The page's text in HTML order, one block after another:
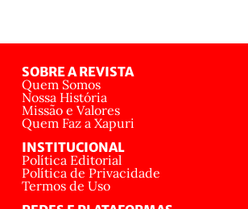
SOBRE A REVISTA
Quem Somos
Nossa História
Missão e Valores
Quem Faz a Xapuri
INSTITUCIONAL
Política Editorial
Política de Privacidade
Termos de Uso